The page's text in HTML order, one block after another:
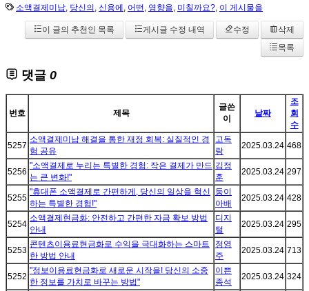
소액결제미납, 당신의 , 신용에 , 어떤 , 영향을, 미칠까요?, 이 게시물을
이 글의 추천인 목록 게시글 수정 내역 수정
삭제
목록
댓글 0
번호 제목
글쓴
이
날짜
조
회
수
5257
소액결제미납 해결을 통한 재정 회복: 실질적인 경
험 공유
고독
랑
2025.03.24 468
5256
"소액결제로 누리는 특별한 경험: 작은 결제가 만드
는 큰 변화!"
김정
훈
2025.03.24 297
5255
"휴대폰 소액결제로 간편하게, 당신의 일상을 혁신
하는 특별한 경험!"
둥이
아배
2025.03.24 428
5254
소액결제현금화: 안전하고 간편한 자금 확보 방법
안내
디지
털
2025.03.24 295
5253
콘텐츠이용료현금화로 수익을 극대화하는 스마트
한 방법 안내
정영
주
2025.03.24 713
5252
"정보이용료현금화로 새로운 시작을! 당신의 소중
한 정보를 가치로 바꾸는 방법"
이쁜
종석
2025.03.24 324